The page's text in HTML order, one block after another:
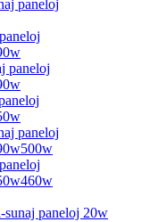
paneloj
paneloj
paneloj
paneloj 20w